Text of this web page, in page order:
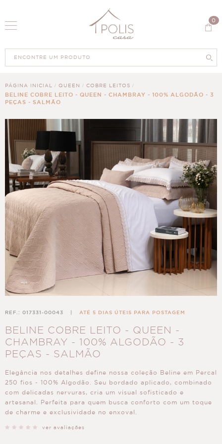
0
PÁGINA INICIAL QUEEN COBRE LEITOS
BELINE COBRE LEITO - QUEEN - CHAMBRAY - 100% ALGODÃO - 3
PEÇAS - SALMÃO
REF.: 017331-00043 ATÉ 5 DIAS ÚTEIS PARA POSTAGEM
BELINE COBRE LEITO - QUEEN -
CHAMBRAY - 100% ALGODÃO - 3
PEÇAS - SALMÃO
Elegância nos detalhes define nossa coleção Beline em Percal
250 fios - 100% Algodão. Seu bordado aplicado, combinado
com delicadas nervuras, cria um visual sofisticado e
artesanal. Perfeita para quem busca conforto com um toque
de charme e exclusividade no enxoval.
ver avaliações